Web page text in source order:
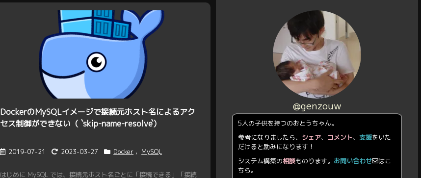
DockerのMySQLイメージで接続元ホスト名によるアク
セス制御ができない（ `skip-name-resolve`）
2019-07-21 2023-03-27 Docker , MySQL
はじめに MySQL では、接続元ホスト名ごとに「接続できる」「接続
@genzouw
5人の子供を持つのおとうちゃん。
参考になりましたら、 シェア、 コメント、 支援をいた
だけると励みになります！
システム構築の相談ものります。 お問い合わせ
はこ
ちら。